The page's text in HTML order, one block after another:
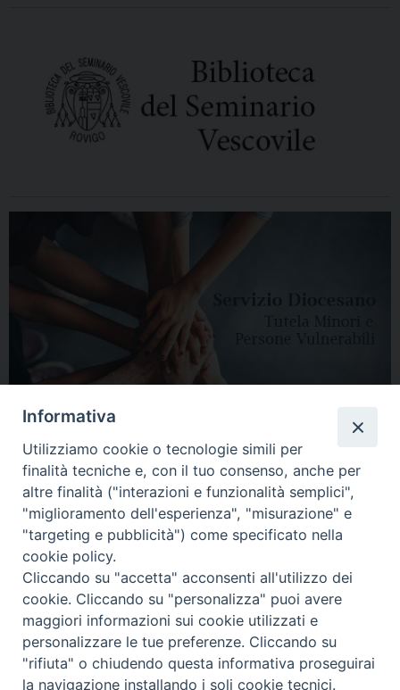
HOME DIOCESI VESCOVO CURIA VESCOVILE NEWS
APPUNTAMENTI CONTATTI SERVIZIO ANTENATI
Copyright © 2018 - 2021Diocesi di Adria Rovigo.All Rights Reserved.
Informativa
Utilizziamo cookie o tecnologie simili per
finalità tecniche e, con il tuo consenso, anche per
altre finalità ("interazioni e funzionalità semplici",
"miglioramento dell'esperienza", "misurazione" e
"targeting e pubblicità") come specificato nella
cookie policy.
Cliccando su "accetta" acconsenti all'utilizzo dei
cookie. Cliccando su "personalizza" puoi avere
maggiori informazioni sui cookie utilizzati e
personalizzare le tue preferenze. Cliccando su
"rifiuta" o chiudendo questa informativa proseguirai
la navigazione installando i soli cookie tecnici.